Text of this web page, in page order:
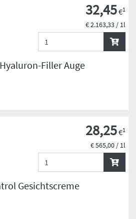
Filler Auge
32,45€1
€ 2.163,33 / 1l
Gesichtscreme
28,25€1
€ 565,00 / 1l